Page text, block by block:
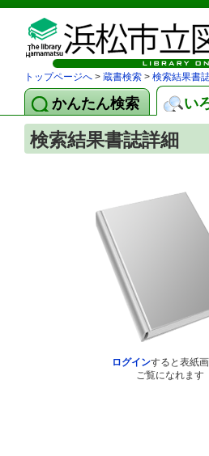
トップページへ > 蔵書検索 > 検索結果書
かんたん検索 い
検索結果書誌詳細
ログインすると表紙
ご覧になれます